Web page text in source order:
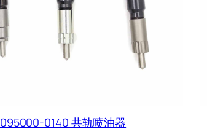
095000-0140 共轨喷油器